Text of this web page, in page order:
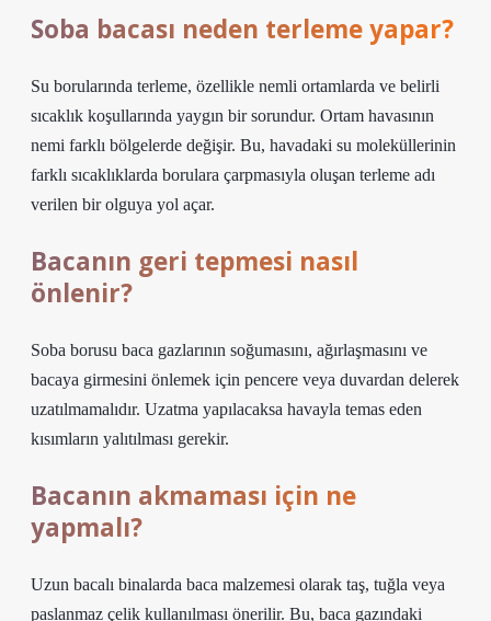
Soba bacası neden terleme yapar?
Su borularında terleme, özellikle nemli ortamlarda ve belirli
sıcaklık koşullarında yaygın bir sorundur. Ortam havasının
nemi farklı bölgelerde değişir. Bu, havadaki su moleküllerinin
farklı sıcaklıklarda borulara çarpmasıyla oluşan terleme adı
verilen bir olguya yol açar.
Bacanın geri tepmesi nasıl
önlenir?
Soba borusu baca gazlarının soğumasını, ağırlaşmasını ve
bacaya girmesini önlemek için pencere veya duvardan delerek
uzatılmamalıdır. Uzatma yapılacaksa havayla temas eden
kısımların yalıtılması gerekir.
Bacanın akmaması için ne
yapmalı?
Uzun bacalı binalarda baca malzemesi olarak taş, tuğla veya
paslanmaz çelik kullanılması önerilir. Bu, baca gazındaki